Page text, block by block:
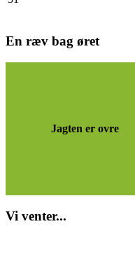
En ræv bag øret
Jagten er ovre
Vi venter...